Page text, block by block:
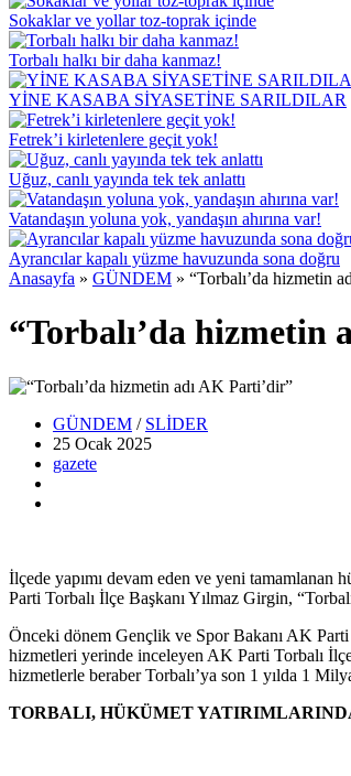
Sokaklar ve yollar toz-toprak içinde
Torbalı halkı bir daha kanmaz!
YİNE KASABA SİYASETİNE SARILDILAR
Fetrek’i kirletenlere geçit yok!
Uğuz, canlı yayında tek tek anlattı
Vatandaşın yoluna yok, yandaşın ahırına var!
Ayrancılar kapalı yüzme havuzunda sona doğru
Anasayfa » GÜNDEM » “Torbalı’da hizmetin
“Torbalı’da hizmetin
GÜNDEM / SLİDER
25 Ocak 2025
gazete
İlçede yapımı devam eden ve yeni
Parti Torbalı İlçe Başkanı Yılmaz Girgin,
Önceki dönem Gençlik ve Spor Bakanı AK
hizmetleri yerinde inceleyen AK Parti Torbalı
hizmetlerle beraber Torbalı’ya son 1 yılda 1
TORBALI, HÜKÜMET